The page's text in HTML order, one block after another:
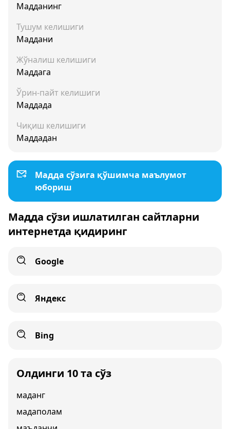
Мадданинг
Тушум келишиги
Маддани
Жўналиш келишиги
Маддага
Ўрин-пайт келишиги
Маддада
Чиқиш келишиги
Маддадан
Мадда сўзига қўшимча маълумот
юбориш
Мадда сўзи ишлатилган сайтларни
интернетда қидиринг
Google
Яндекс
Bing
Олдинги 10 та сўз
маданг
мадаполам